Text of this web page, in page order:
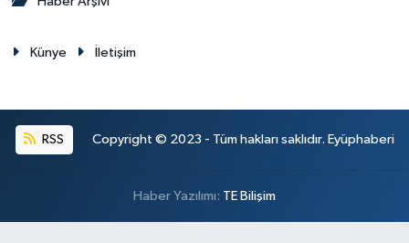
Künye İletişim
RSS Copyright © 2023 - Tüm hakları saklıdır. Eyüphaberi
Haber Yazılımı: TE Bilişim